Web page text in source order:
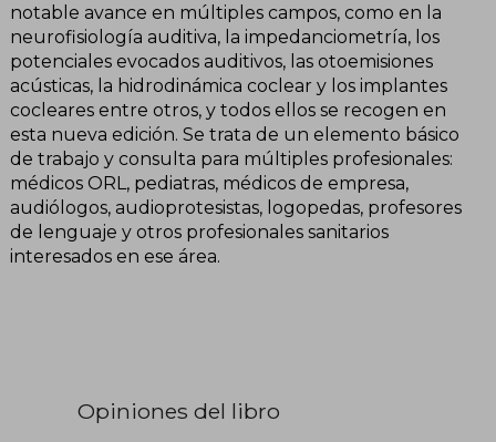
notable avance en múltiples campos, como en la
neurofisiología auditiva, la impedanciometría, los
potenciales evocados auditivos, las otoemisiones
acústicas, la hidrodinámica coclear y los implantes
cocleares entre otros, y todos ellos se recogen en
esta nueva edición. Se trata de un elemento básico
de trabajo y consulta para múltiples profesionales:
médicos ORL, pediatras, médicos de empresa,
audiólogos, audioprotesistas, logopedas, profesores
de lenguaje y otros profesionales sanitarios
interesados en ese área.
Opiniones del libro